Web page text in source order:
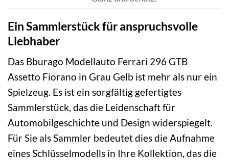
Ein Sammlerstück für anspruchsvolle
Liebhaber
Das Bburago Modellauto Ferrari 296 GTB
Assetto Fiorano in Grau Gelb ist mehr als nur ein
Spielzeug. Es ist ein sorgfältig gefertigtes
Sammlerstück, das die Leidenschaft für
Automobilgeschichte und Design widerspiegelt.
Für Sie als Sammler bedeutet dies die Aufnahme
eines Schlüsselmodells in Ihre Kollektion, das die